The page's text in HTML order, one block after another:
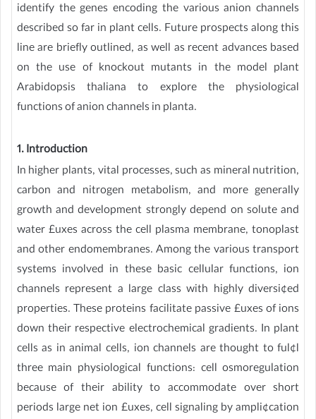
identify the genes encoding the various anion channels
described so far in plant cells. Future prospects along this
line are briefly outlined, as well as recent advances based
on the use of knockout mutants in the model plant
Arabidopsis thaliana to explore the physiological
functions of anion channels in planta.
1. Introduction
In higher plants, vital processes, such as mineral nutrition,
carbon and nitrogen metabolism, and more generally
growth and development strongly depend on solute and
water £uxes across the cell plasma membrane, tonoplast
and other endomembranes. Among the various transport
systems involved in these basic cellular functions, ion
channels represent a large class with highly diversi¢ed
properties. These proteins facilitate passive £uxes of ions
down their respective electrochemical gradients. In plant
cells as in animal cells, ion channels are thought to ful¢l
three main physiological functions: cell osmoregulation
because of their ability to accommodate over short
periods large net ion £uxes, cell signaling by ampli¢cation